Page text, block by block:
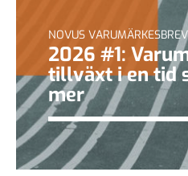
NOVUS VARUMÄRKESBREV
2026 #1:
tillväxt i en tid
mer